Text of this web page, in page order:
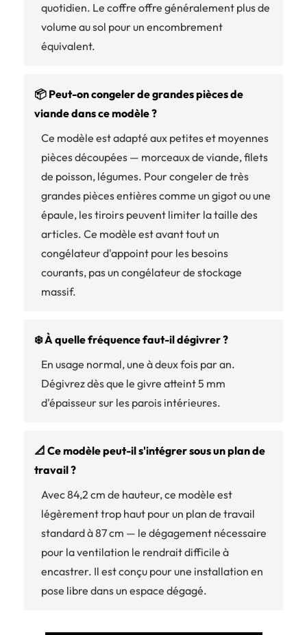
quotidien. Le coffre offre généralement plus de
volume au sol pour un encombrement
équivalent.
📦 Peut-on congeler de grandes pièces de
viande dans ce modèle ?
Ce modèle est adapté aux petites et moyennes
pièces découpées — morceaux de viande, filets
de poisson, légumes. Pour congeler de très
grandes pièces entières comme un gigot ou une
épaule, les tiroirs peuvent limiter la taille des
articles. Ce modèle est avant tout un
congélateur d'appoint pour les besoins
courants, pas un congélateur de stockage
massif.
❄️ À quelle fréquence faut-il dégivrer ?
En usage normal, une à deux fois par an.
Dégivrez dès que le givre atteint 5 mm
d'épaisseur sur les parois intérieures.
📐 Ce modèle peut-il s'intégrer sous un plan de
travail ?
Avec 84,2 cm de hauteur, ce modèle est
légèrement trop haut pour un plan de travail
standard à 87 cm — le dégagement nécessaire
pour la ventilation le rendrait difficile à
encastrer. Il est conçu pour une installation en
pose libre dans un espace dégagé.